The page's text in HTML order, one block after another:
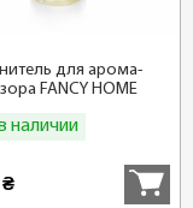
для арома-
FANCY HOME
наличии
₴